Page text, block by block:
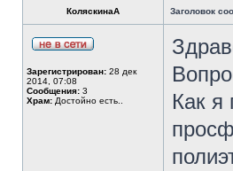
КоляскинаА Заголовок
Зарегистрирован: 28 дек
2014, 07:08
Сообщения: 3
Храм: Достойно есть..
Как я